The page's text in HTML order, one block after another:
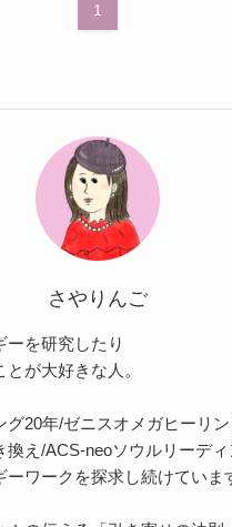
1
さやりんご
ーを研究したり
が大好きな人。
グ20年/ゼニスオメガヒーリ
換え/ACS-neoソウルリーデ
ーワークを探求し続けていま